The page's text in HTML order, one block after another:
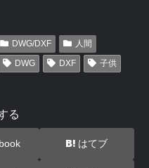
DWG/DXF
人間
DWG DXF
子供
る
はてブ